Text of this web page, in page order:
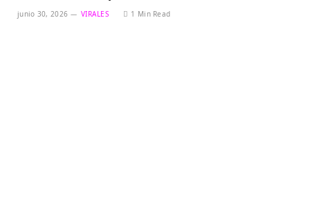
junio 30, 2026 VIRALES 1 Min Read